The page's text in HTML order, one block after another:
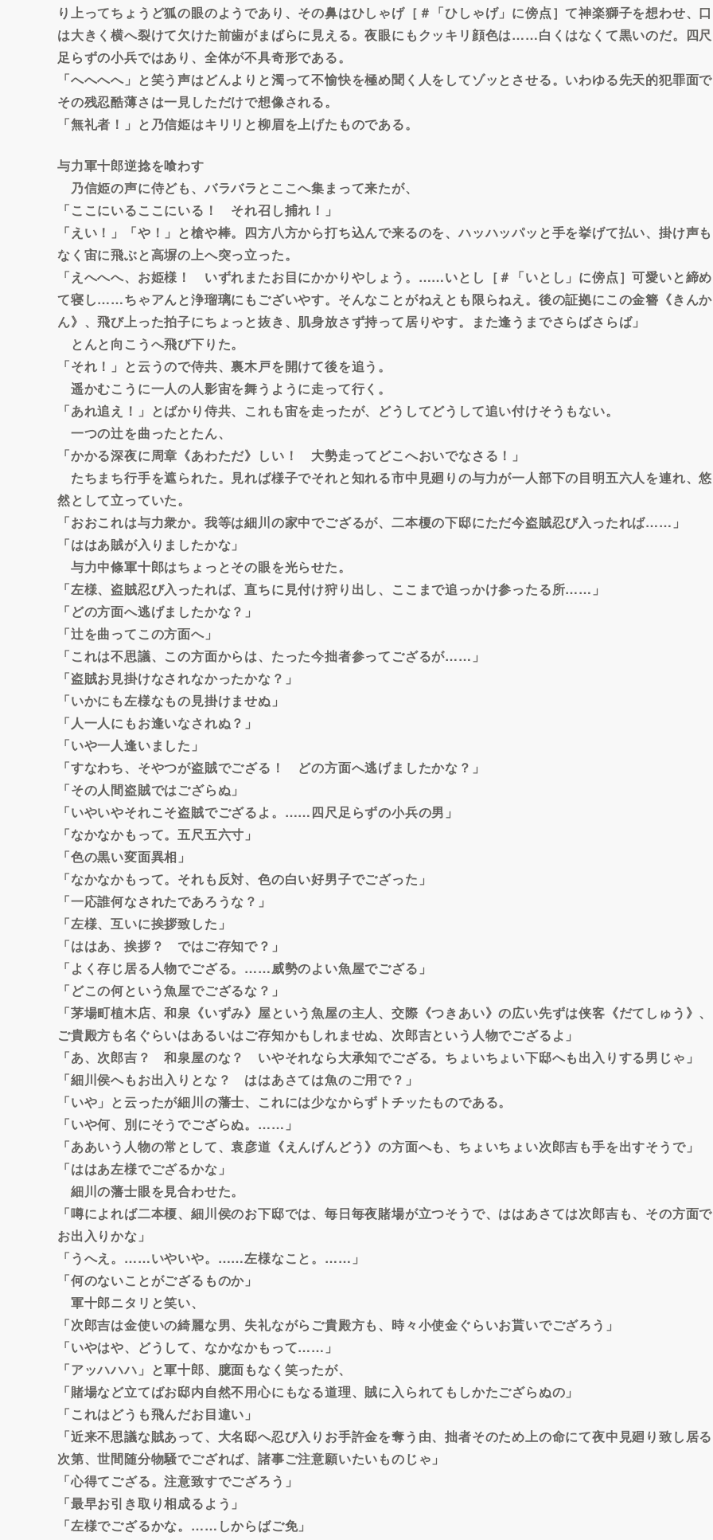
り上ってちょうど狐の眼のようであり、その鼻はひしゃげ［＃「ひしゃげ」に傍点］て神楽獅子を想わせ、口
は大きく横へ裂けて欠けた前歯がまばらに見える。夜眼にもクッキリ顔色は……白くはなくて黒いのだ。四尺
足らずの小兵ではあり、全体が不具奇形である。
「へへへへ」と笑う声はどんよりと濁って不愉快を極め聞く人をしてゾッとさせる。いわゆる先天的犯罪面で
その残忍酷薄さは一見しただけで想像される。
「無礼者！」と乃信姫はキリリと柳眉を上げたものである。
与力軍十郎逆捻を喰わす
乃信姫の声に侍ども、バラバラとここへ集まって来たが、
「ここにいるここにいる！ それ召し捕れ！」
「えい！」「や！」と槍や棒。四方八方から打ち込んで来るのを、ハッハッパッと手を挙げて払い、掛け声も
なく宙に飛ぶと高塀の上へ突っ立った。
「えへへへ、お姫様！ いずれまたお目にかかりやしょう。……いとし［＃「いとし」に傍点］可愛いと締め
て寝し……ちゃアんと浄瑠璃にもございやす。そんなことがねえとも限らねえ。後の証拠にこの金簪《きんか
ん》、飛び上った拍子にちょっと抜き、肌身放さず持って居りやす。また逢うまでさらばさらば」
とんと向こうへ飛び下りた。
「それ！」と云うので侍共、裏木戸を開けて後を追う。
遥かむこうに一人の人影宙を舞うように走って行く。
「あれ追え！」とばかり侍共、これも宙を走ったが、どうしてどうして追い付けそうもない。
一つの辻を曲ったとたん、
「かかる深夜に周章《あわただ》しい！ 大勢走ってどこへおいでなさる！」
たちまち行手を遮られた。見れば様子でそれと知れる市中見廻りの与力が一人部下の目明五六人を連れ、悠
然として立っていた。
「おおこれは与力衆か。我等は細川の家中でござるが、二本榎の下邸にただ今盗賊忍び入ったれば……」
「ははあ賊が入りましたかな」
与力中條軍十郎はちょっとその眼を光らせた。
「左様、盗賊忍び入ったれば、直ちに見付け狩り出し、ここまで追っかけ参ったる所……」
「どの方面へ逃げましたかな？」
「辻を曲ってこの方面へ」
「これは不思議、この方面からは、たった今拙者参ってござるが……」
「盗賊お見掛けなされなかったかな？」
「いかにも左様なもの見掛けませぬ」
「人一人にもお逢いなされぬ？」
「いや一人逢いました」
「すなわち、そやつが盗賊でござる！ どの方面へ逃げましたかな？」
「その人間盗賊ではござらぬ」
「いやいやそれこそ盗賊でござるよ。……四尺足らずの小兵の男」
「なかなかもって。五尺五六寸」
「色の黒い変面異相」
「なかなかもって。それも反対、色の白い好男子でござった」
「一応誰何なされたであろうな？」
「左様、互いに挨拶致した」
「ははあ、挨拶？ ではご存知で？」
「よく存じ居る人物でござる。……威勢のよい魚屋でござる」
「どこの何という魚屋でござるな？」
「茅場町植木店、和泉《いずみ》屋という魚屋の主人、交際《つきあい》の広い先ずは侠客《だてしゅう》、
ご貴殿方も名ぐらいはあるいはご存知かもしれませぬ、次郎吉という人物でござるよ」
「あ、次郎吉？ 和泉屋のな？ いやそれなら大承知でござる。ちょいちょい下邸へも出入りする男じゃ」
「細川侯へもお出入りとな？ ははあさては魚のご用で？」
「いや」と云ったが細川の藩士、これには少なからずトチッたものである。
「いや何、別にそうでござらぬ。……」
「ああいう人物の常として、袁彦道《えんげんどう》の方面へも、ちょいちょい次郎吉も手を出すそうで」
「ははあ左様でござるかな」
細川の藩士眼を見合わせた。
「噂によれば二本榎、細川侯のお下邸では、毎日毎夜賭場が立つそうで、ははあさては次郎吉も、その方面で
お出入りかな」
「うへえ。……いやいや。……左様なこと。……」
「何のないことがござるものか」
軍十郎ニタリと笑い、
「次郎吉は金使いの綺麗な男、失礼ながらご貴殿方も、時々小使金ぐらいお貰いでござろう」
「いやはや、どうして、なかなかもって……」
「アッハハハ」と軍十郎、臆面もなく笑ったが、
「賭場など立てばお邸内自然不用心にもなる道理、賊に入られてもしかたござらぬの」
「これはどうも飛んだお目違い」
「近来不思議な賊あって、大名邸へ忍び入りお手許金を奪う由、拙者そのため上の命にて夜中見廻り致し居る
次第、世間随分物騒でござれば、諸事ご注意願いたいものじゃ」
「心得てござる。注意致すでござろう」
「最早お引き取り相成るよう」
「左様でござるかな。……しからばご免」